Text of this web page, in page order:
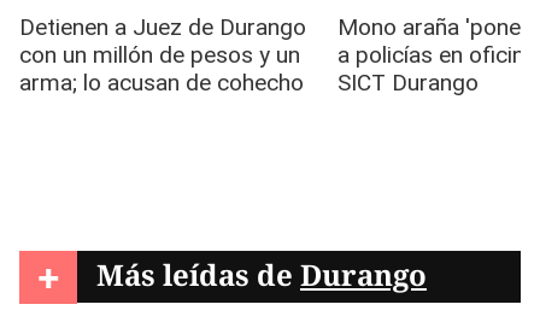
+ Más leídas de Durango